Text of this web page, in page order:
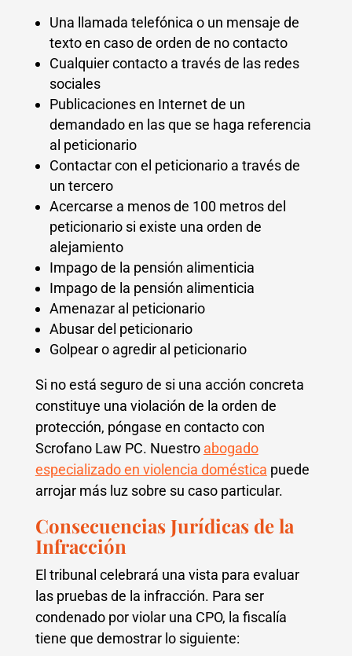
Una llamada telefónica o un mensaje de
texto en caso de orden de no contacto
Cualquier contacto a través de las redes
sociales
Publicaciones en Internet de un
demandado en las que se haga referencia
al peticionario
Contactar con el peticionario a través de
un tercero
Acercarse a menos de 100 metros del
peticionario si existe una orden de
alejamiento
Impago de la pensión alimenticia
Impago de la pensión alimenticia
Amenazar al peticionario
Abusar del peticionario
Golpear o agredir al peticionario
Si no está seguro de si una acción concreta
constituye una violación de la orden de
protección, póngase en contacto con
Scrofano Law PC. Nuestro abogado
especializado en violencia doméstica puede
arrojar más luz sobre su caso particular.
Consecuencias Jurídicas de la
Infracción
El tribunal celebrará una vista para evaluar
las pruebas de la infracción. Para ser
condenado por violar una CPO, la fiscalía
tiene que demostrar lo siguiente: